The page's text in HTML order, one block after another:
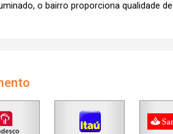
o bairro proporciona qualidade